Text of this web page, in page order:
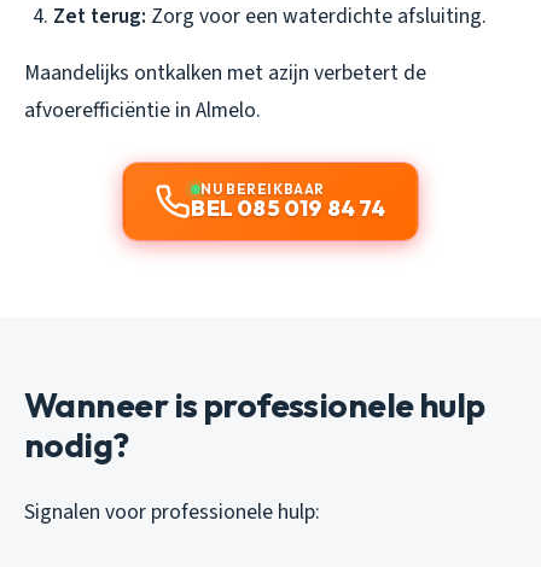
Zet terug: Zorg voor een waterdichte afsluiting.
Maandelijks ontkalken met azijn verbetert de
afvoerefficiëntie in Almelo.
NU BEREIKBAAR
BEL 085 019 84 74
Wanneer is professionele hulp
nodig?
Signalen voor professionele hulp: